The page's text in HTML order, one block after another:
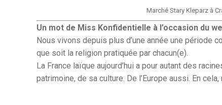
Marché Stary Kleparz à
Un mot de Miss Konfidentielle à l’occasion du
Nous vivons depuis plus d’une année une période
que soit la religion pratiquée par chacun(e).
La France laïque aujourd’hui a pour autant des
patrimoine, de sa culture. De l’Europe aussi. En cela,